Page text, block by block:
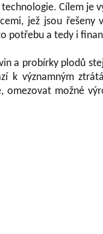
Cílem je
jež jsou řešeny
potřebu a tedy i
a probírky plodů
k významným
možné